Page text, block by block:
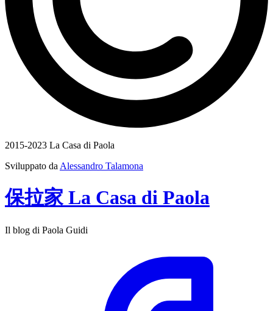
2015-2023 La Casa di Paola
Sviluppato da Alessandro Talamona
保拉家 La Casa di Paola
Il blog di Paola Guidi